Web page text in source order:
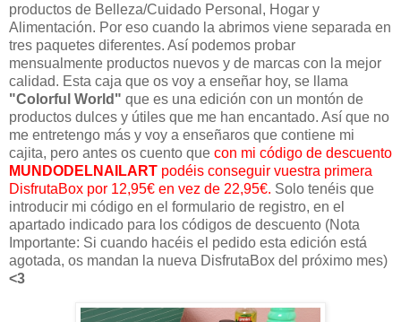
productos de Belleza/Cuidado Personal, Hogar y
Alimentación. Por eso cuando la abrimos viene separada en
tres paquetes diferentes. Así podemos probar
mensualmente productos nuevos y de marcas con la mejor
calidad. Esta caja que os voy a enseñar hoy, se llama
"Colorful World" que es una edición con un montón de
productos dulces y útiles que me han encantado. Así que no
me entretengo más y voy a enseñaros que contiene mi
cajita, pero antes os cuento que con mi código de descuento
MUNDODELNAILART podéis conseguir vuestra primera
DisfrutaBox por 12,95€ en vez de 22,95€. Solo tenéis que
introducir mi código en el formulario de registro, en el
apartado indicado para los códigos de descuento (Nota
Importante: Si cuando hacéis el pedido esta edición está
agotada, os mandan la nueva DisfrutaBox del próximo mes)
<3